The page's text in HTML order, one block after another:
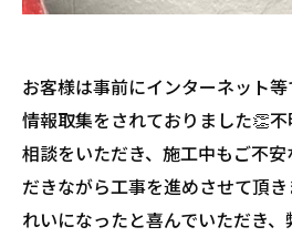
お客様は事前にインターネット
情報取集をされておりました👏
相談をいただき、施工中もご不
だきながら工事を進めさせて頂
れいになったと喜んでいただき